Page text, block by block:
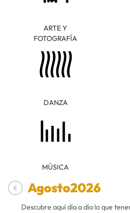
ARTE Y
FOTOGRAFÍA
DANZA
MÚSICA
Agosto2026
Descubre aquí día a día lo que